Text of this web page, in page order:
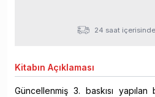
24 saat
Kitabın Açıklaması
Güncellenmiş 3. baskısı